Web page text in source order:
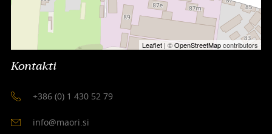
Leaflet | ©OpenStreetMapcontributors
Kontakti
+386 (0) 1 430 52 79
info@maori.si